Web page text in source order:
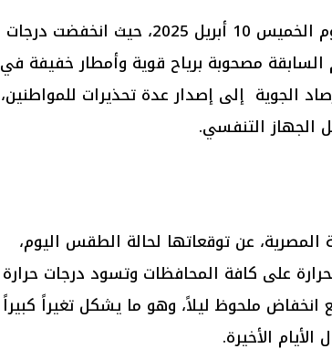
شهدت مصر تغيرا مناخيا مفاجئا يوم الخميس 10 أبريل 2025، حيث انخفضت درجات
السابقة مصحوبة برياح قوية وأمطار خفيفة في
الجوية إلى إصدار عدة تحذيرات للمواطنين،
الجهاز التنفسي.
المصرية، عن توقعاتها لحالة الطقس اليوم،
على كافة المحافظات وتسود درجات حرارة
ملحوظ ليلاً، وهو ما يشكل تغيراً كبيراً
الأخيرة.